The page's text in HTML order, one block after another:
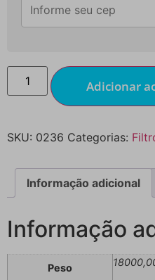
Adicionar
SKU: 0236 Categorias:
Informação adicional
Informação
Peso